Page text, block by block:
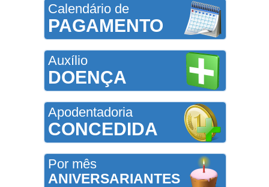
Calendário de
PAGAMENTO
Auxílio
DOENÇA
Apodentadoria
CONCEDIDA
Por mês
ANIVERSARIANTES